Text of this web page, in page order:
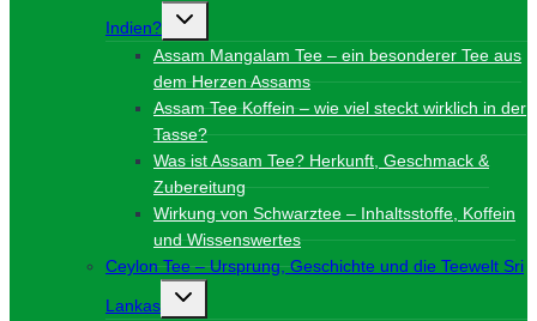
Indien?
Untermenü
umschalten
Assam Mangalam Tee – ein besonderer Tee aus
dem Herzen Assams
Assam Tee Koffein – wie viel steckt wirklich in der
Tasse?
Was ist Assam Tee? Herkunft, Geschmack &
Zubereitung
Wirkung von Schwarztee – Inhaltsstoffe, Koffein
und Wissenswertes
Ceylon Tee – Ursprung, Geschichte und die Teewelt Sri
Lankas
Untermenü
umschalten